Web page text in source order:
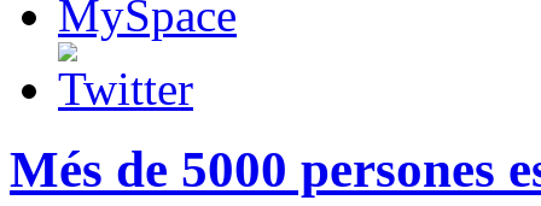
Més de 5000 persones